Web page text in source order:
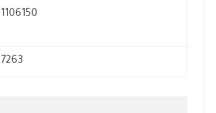
1106150
7263